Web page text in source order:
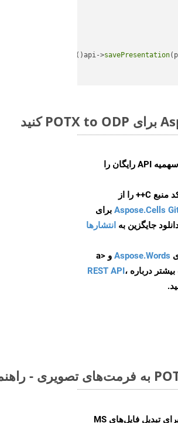
api->savePresentation
ایجاد کنید تا جزئیات مجوز و سهمیه API رایگان را
Aspose.Cells برای
انتشارها
Aspose.Words
و <a
REST API،
Aspose.Slides Cloud SDK روش‌های سریع و ساده‌ای را برای تبدیل فایل‌های MS